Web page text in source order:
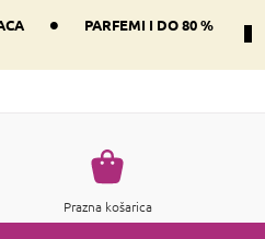
•
PARFEMI I DO 80 %
Košarica
Prazna košarica